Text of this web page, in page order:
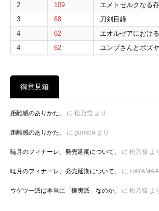
2
109
3
68
刀剣目録
4
62
4
62 ユンブさんとボズヤ
御意見箱
距離感のありかた。 に 松乃雪 より
距離感のありかた。 に gunsoo より
暁月のフィナーレ、発売延期について。 に 松乃雪 よ
暁月のフィナーレ、発売延期について。 に HAYAMA
ウゲツ一派は本当に「攘夷派」なのか。 に 松乃雪 よ